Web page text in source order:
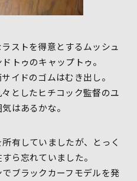
ストを得意とするムッシュ
トゥのキャップトゥ。
イドのゴムはむき出し。
としたヒチコック監督のユ
はあるかな。
有していましたが、とっく
ら忘れていました。
ブラックカーフモデルを発